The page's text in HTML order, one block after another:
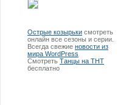
Острые козырьки смотреть
онлайн все сезоны и серии.
Всегда свежие новости из
мира WordPress
Смотреть Танцы на ТНТ
бесплатно